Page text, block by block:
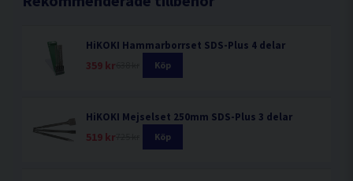
HiKOKI Hammarborrset SDS-Plus 4 delar
359 kr Köp
HiKOKI Mejselset 250mm SDS-Plus 3 delar
519 kr Köp